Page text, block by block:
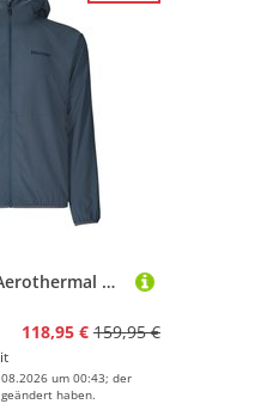
Marmot Herren Aerothermal Hoodie Jacke
118,95 € 159,95 €
um 00:43; der
haben.